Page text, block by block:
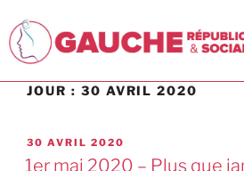
JOUR : 30 AVRIL 2020
30 AVRIL 2020
1er mai 2020 – Plus que